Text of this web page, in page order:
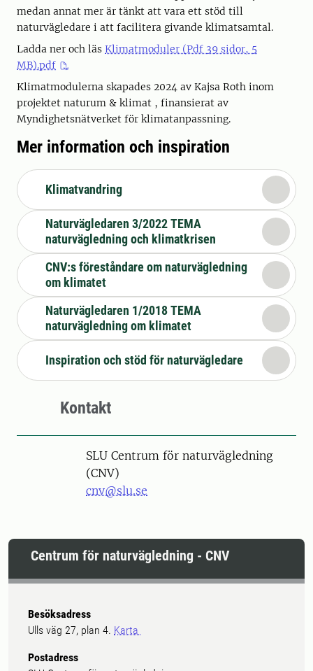
medan annat mer är tänkt att vara ett stöd till
naturvägledare i att facilitera givande klimatsamtal.
Ladda ner och läs Klimatmoduler (Pdf 39 sidor, 5
MB).pdf
Klimatmodulerna skapades 2024 av Kajsa Roth inom
projektet naturum & klimat , finansierat av
Myndighetsnätverket för klimatanpassning.
Mer information och inspiration
Klimatvandring
Naturvägledaren 3/2022 TEMA
naturvägledning och klimatkrisen
CNV:s föreståndare om naturvägledning
om klimatet
Naturvägledaren 1/2018 TEMA
naturvägledning om klimatet
Inspiration och stöd för naturvägledare
Kontakt
SLU Centrum för naturvägledning
(CNV)
cnv@slu.se
Centrum för naturvägledning - CNV
Besöksadress
Ulls väg 27, plan 4. Karta
Postadress